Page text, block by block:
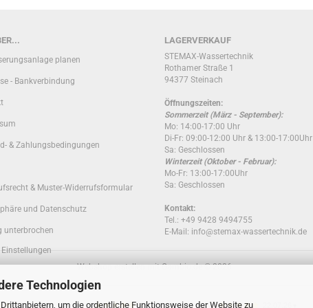
Technologien
um die ordentliche Funktionsweise der Website zu
planen
- Bankverbindung
& Zahlungsbedingungen
& Muster-Widerrufsformular
und Datenschutz
unterbrochen
LAGERVERKAUF
STEMAX-Wassertechnik
Rothamer Straße 1
94377 Steinach
Öffnungszeiten:
Sommerzeit (März - September):
Mo: 14:00-17:00 Uhr
Di-Fr: 09:00-12:00 Uhr & 13:00-17:00Uhr
Sa: Geschlossen
Winterzeit (Oktober - Februar):
Mo-Fr: 13:00-17:00Uhr
Sa: Geschlossen
Kontakt:
Tel.: +49 9428 9494755
E-Mail: info@stemax-wassertechnik.de
Webshop erstellenmit Gambio.de © 2026
29.07.26▼ 27.07.26▼